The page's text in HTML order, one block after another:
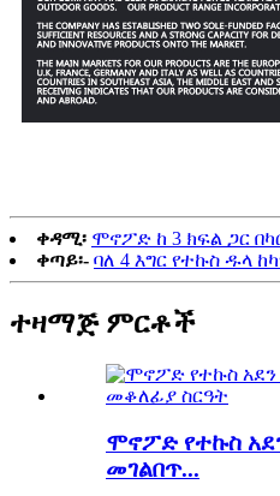
ቀዳሚ፡ ሞኖፖድ ከ 3 ክፍል ጋር
ቀጣይ፡- ባለ 4 እግር የተኩስ ዱላ
ተዛማጅ ምርቶች
ሞኖፖድ የተኩስ
መገልበጥ...